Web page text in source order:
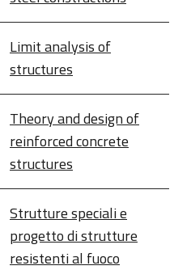
Limit analysis of
structures
Theory and design of
reinforced concrete
structures
Strutture speciali e
progetto di strutture
resistenti al fuoco